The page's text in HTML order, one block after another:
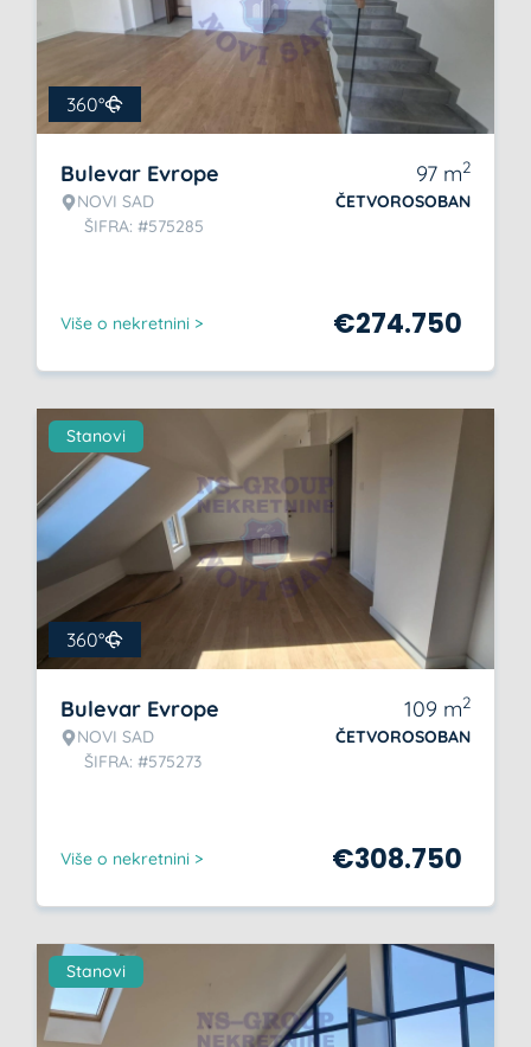
360°
Bulevar Evrope
NOVI SAD
ŠIFRA: #575285
97 m2
ČETVOROSOBAN
Više o nekretnini > €274.750
Stanovi
360°
Bulevar Evrope
NOVI SAD
ŠIFRA: #575273
109 m2
ČETVOROSOBAN
Više o nekretnini > €308.750
Stanovi